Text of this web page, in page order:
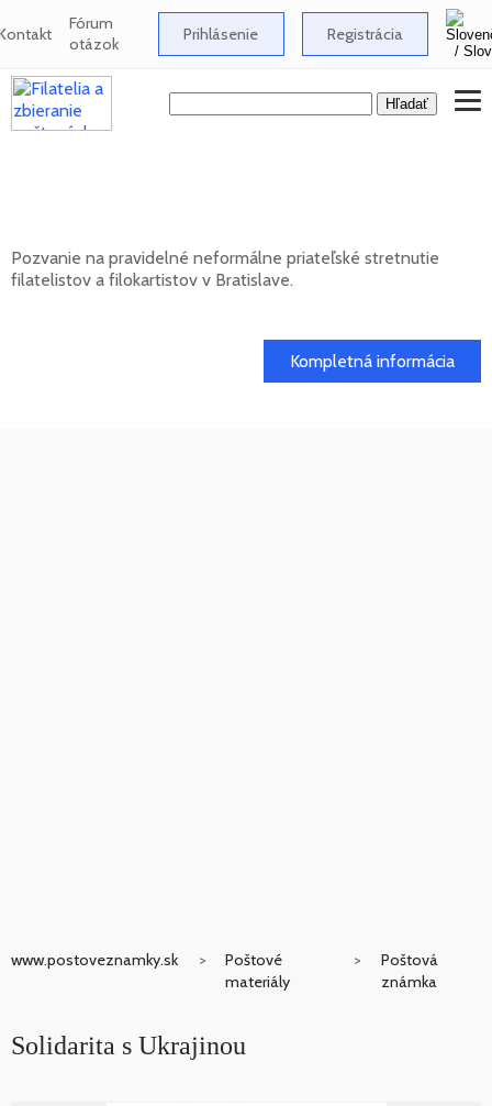
Fórum
otázok Prihlásenie Registrácia
Pozvanie na pravidelné neformálne priateľské stretnutie
filatelistov a filokartistov v Bratislave.
Kompletná informácia
www.postoveznamky.sk
Poštové
materiály
Poštová
známka
Solidarita s Ukrajinou